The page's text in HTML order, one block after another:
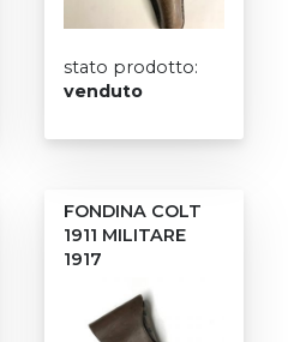
stato prodotto:
venduto
FONDINA COLT
1911 MILITARE
1917